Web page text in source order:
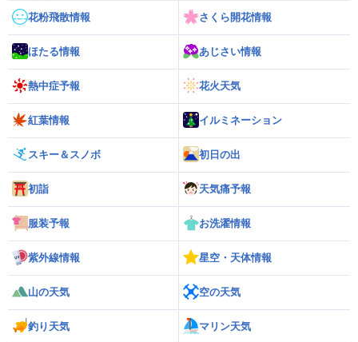
花粉飛散情報 さくら開花情報
ほたる情報 あじさい情報
熱中症予報 花火天気
紅葉情報 イルミネーション
スキー＆スノボ 初日の出
初詣 天気痛予報
服装予報 お洗濯情報
紫外線情報 星空・天体情報
山の天気 空の天気
釣り天気 マリン天気